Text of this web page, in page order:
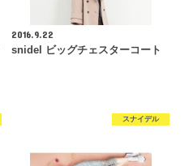
2016.9.22
snidel ビッグチェスターコート
スナイデル